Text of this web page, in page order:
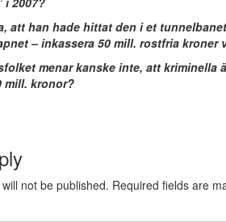
att han hade hittat den i et
– inkassera 50 mill. rostfria kroner
menar kanske inte, att kriminella
mill. kronor?
not be published. Required fields are